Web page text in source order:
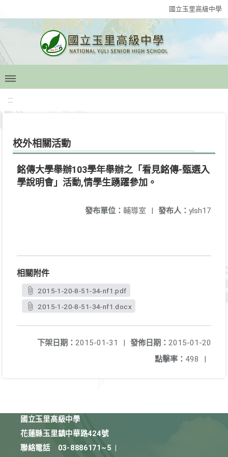
國立玉里高級中學
:::
校外相關活動
銘傳大學舉辦103學年舉辦之「看見銘傳-甄選入
學說明會」活動,情學生踴躍參加。
發布人： ylsh17
發布單位： 輔導室 |
相關附件
2015-1-20-8-51-34-nf1.pdf
2015-1-20-8-51-34-nf1.docx
發佈日期： 2015-01-20
下架日期： 2015-01-31
|
點擊率： 498 |
國立玉里高級中學
花蓮縣玉里鎮中華路424號
聯絡電話
03-8886171~5